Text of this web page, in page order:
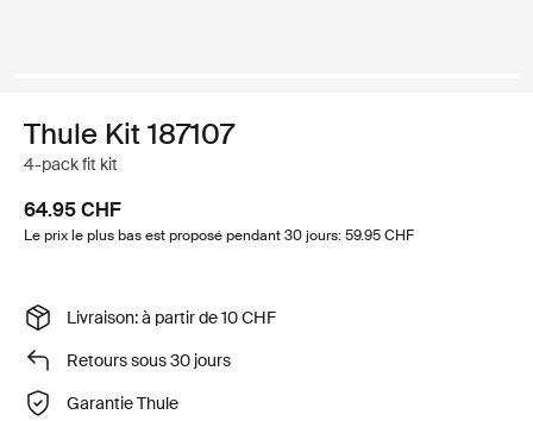
Thule Kit 187107
4-pack fit kit
64.95 CHF
Le prix le plus bas est proposé pendant 30 jours: 59.95 CHF
Livraison: à partir de 10 CHF
Retours sous 30 jours
Garantie Thule